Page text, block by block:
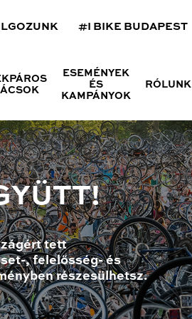
#I BIKE BUDAPEST
ESEMÉNYEK
ÉS
KAMPÁNYOK
RÓLUNK
tett
, felelősség- és
részesülhetsz.